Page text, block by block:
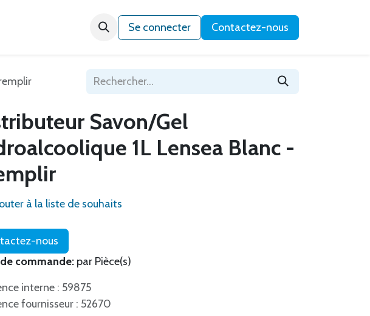
Qui sommes-nous ?
Se connecter Contactez-nous
Savon/Gel
1L Lensea Blanc -
à la liste de souhaits
nous
commande: par Pièce(s)
interne : 59875
fournisseur : 52670